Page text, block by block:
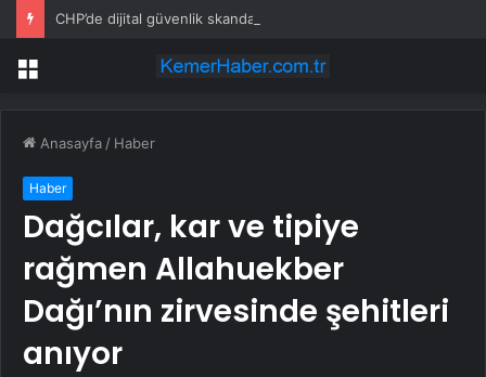
Menü
Anasayfa / Haber
Haber
Dağcılar, kar ve tipiye
rağmen Allahuekber
Dağı’nın zirvesinde şehitleri
anıyor